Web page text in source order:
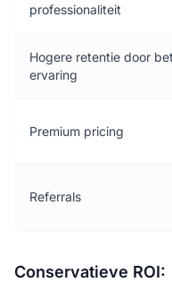
professionaliteit
Hogere retentie door
ervaring
Premium pricing
Referrals
Conservatieve ROI: